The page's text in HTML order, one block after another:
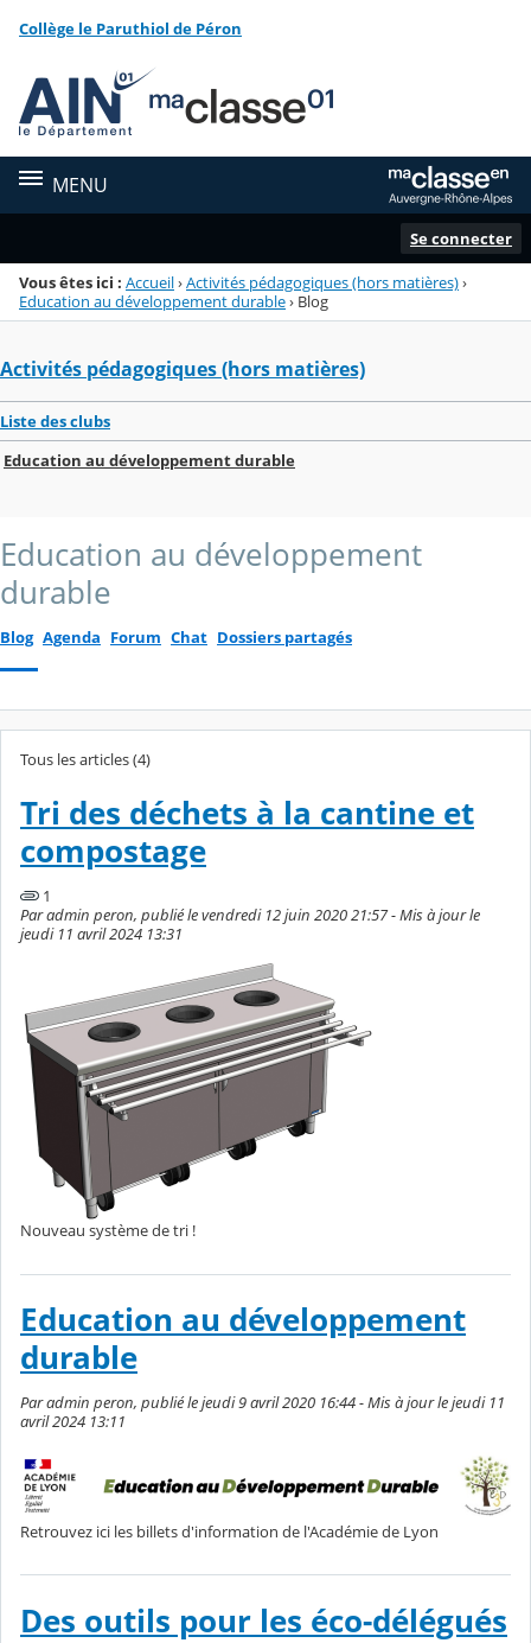
Menu de la rubrique
Contenu
Collège le Paruthiol de Péron
MENU
Se connecter
Vous êtes ici : Accueil›Activités pédagogiques (hors matières)›
Education au développement durable› Blog
Activités pédagogiques (hors matières)
Liste des clubs
Education au développement durable
Education au développement
durable
Blog Agenda Forum Chat Dossiers partagés
Tous les articles (4)
Tri des déchets à la cantine et
compostage
1
Par admin peron, publié le vendredi 12 juin 2020 21:57 - Mis à jour le
jeudi 11 avril 2024 13:31
Nouveau système de tri !
Education au développement
durable
Par admin peron, publié le jeudi 9 avril 2020 16:44 - Mis à jour le jeudi 11
avril 2024 13:11
Retrouvez ici les billets d'information de l'Académie de Lyon
Des outils pour les éco-délégués